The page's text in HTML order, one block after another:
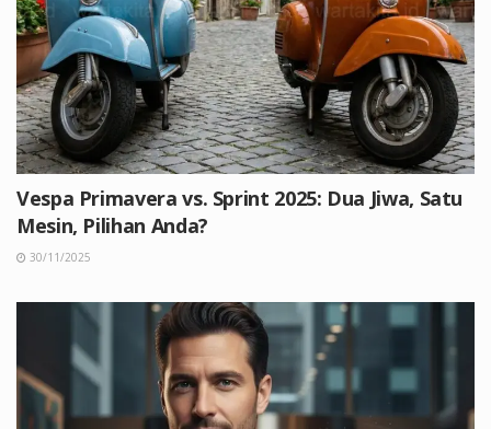
Vespa Primavera vs. Sprint 2025: Dua Jiwa, Satu
Mesin, Pilihan Anda?
30/11/2025